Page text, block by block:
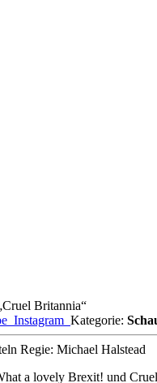
Britannia“
Instagram Kategorie:
Regie: Michael Halstead
a lovely Brexit! und